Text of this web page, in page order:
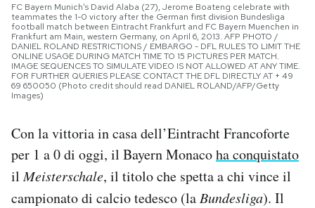
I MIEI PREFERITI
SHOP
AREA PERSONALE
Area Personale
FC Bayern Munich's David Alaba (27), Jerome Boateng celebrate with
teammates the 1-0 victory after the German first division Bundesliga
football match between Eintracht Frankfurt and FC Bayern Muenchen in
Frankfurt am Main, western Germany, on April 6, 2013. AFP PHOTO /
DANIEL ROLAND RESTRICTIONS / EMBARGO - DFL RULES TO LIMIT THE
ONLINE USAGE DURING MATCH TIME TO 15 PICTURES PER MATCH.
IMAGE SEQUENCES TO SIMULATE VIDEO IS NOT ALLOWED AT ANY TIME.
FOR FURTHER QUERIES PLEASE CONTACT THE DFL DIRECTLY AT + 49
69 650050 (Photo credit should read DANIEL ROLAND/AFP/Getty
Images)
Con la vittoria in casa dell’Eintracht Francoforte
per 1 a 0 di oggi, il Bayern Monacoha conquistato
ilMeisterschale, il titolo che spetta a chi vince il
campionato di calcio tedesco (la Bundesliga). Il